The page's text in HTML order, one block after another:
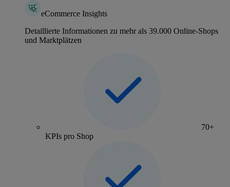
eCommerce Insights
Detaillierte Informationen zu mehr als 39.000 Online-Shops
und Marktplätzen
70+
KPIs pro Shop